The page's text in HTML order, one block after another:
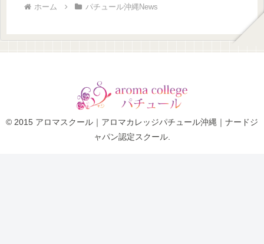
ホーム パチュール沖縄News
© 2015 アロマスクール｜アロマカレッジパチュール沖縄｜ナードジ
ャパン認定スクール.